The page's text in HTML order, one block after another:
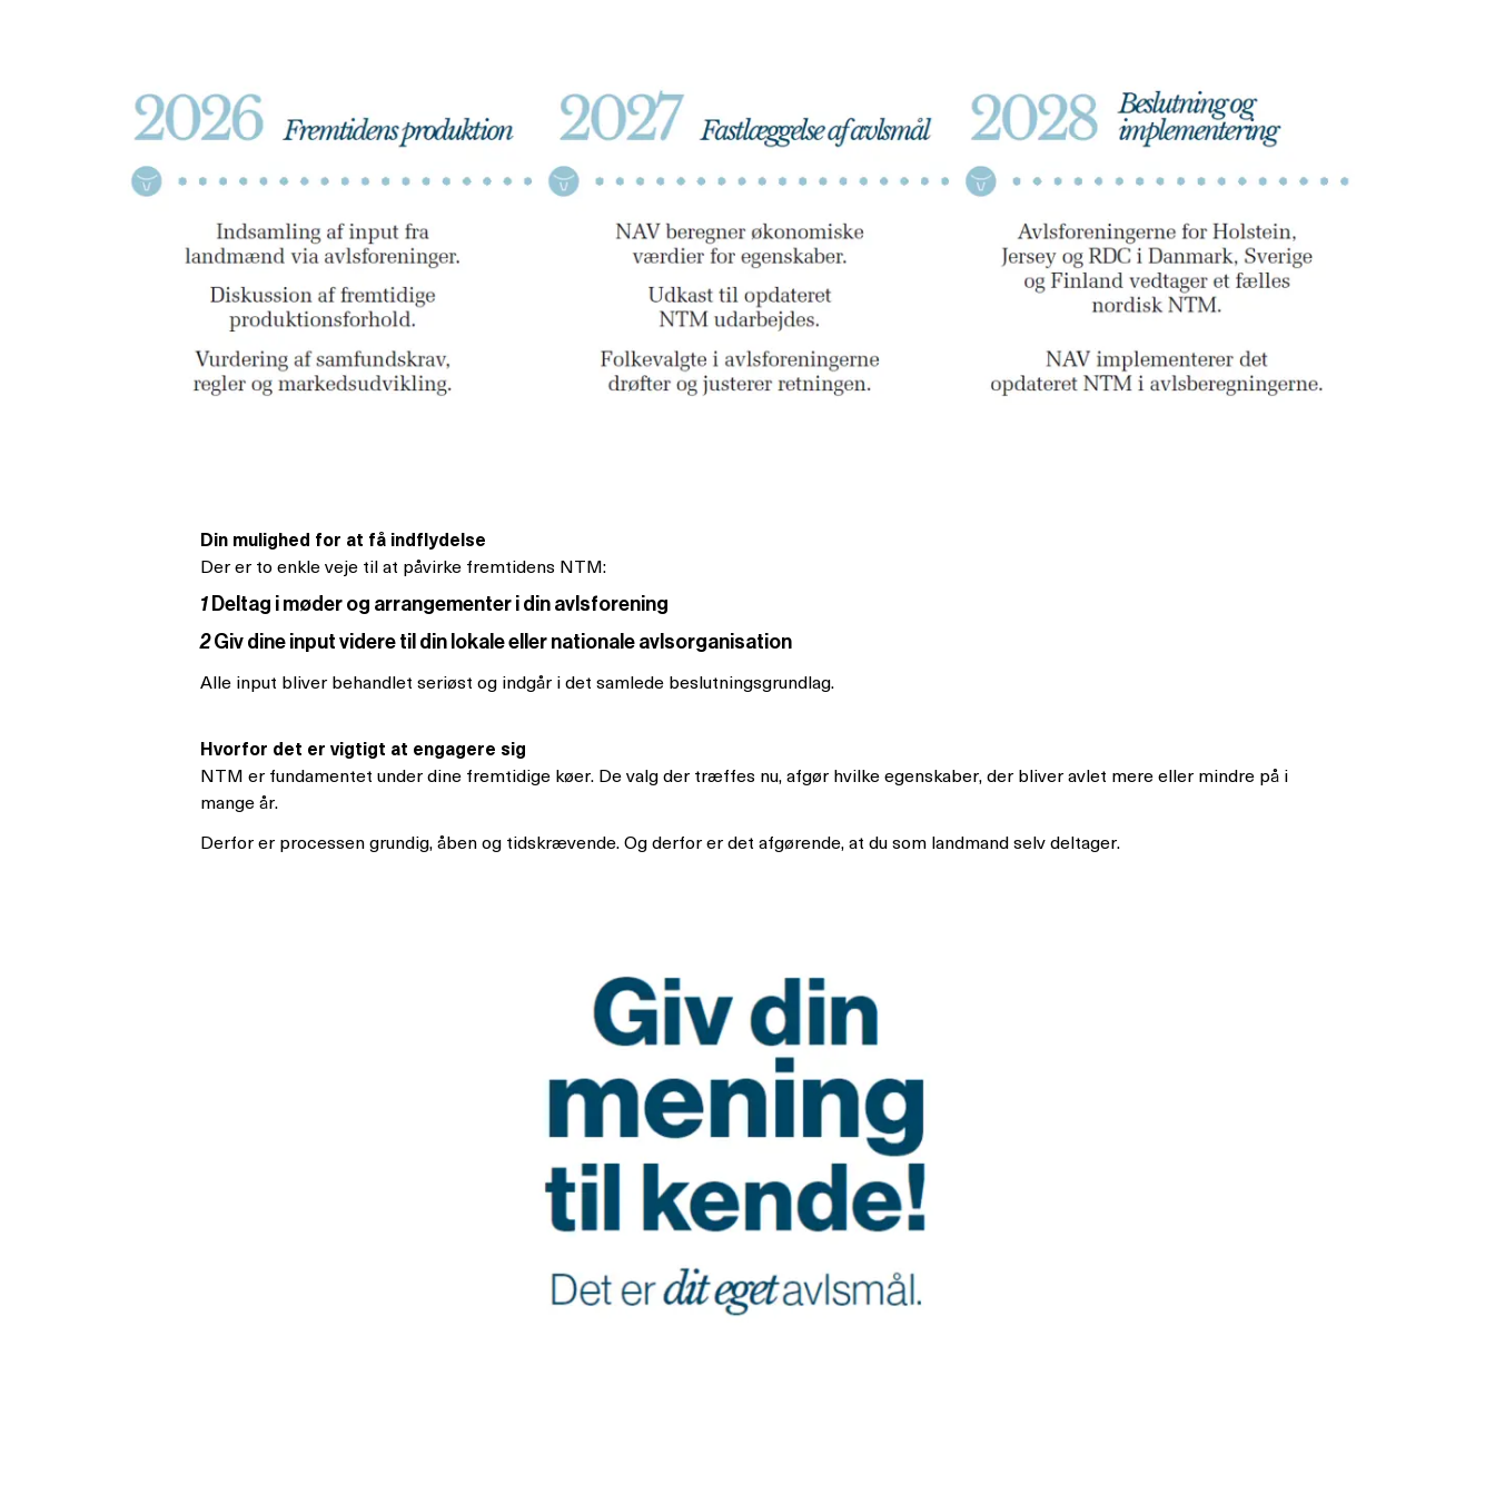
Din mulighed for at få indflydelse
Der er to enkle veje til at påvirke fremtidens NTM:
1Deltag i møder og arrangementer i din avlsforening
2Giv dine input videre til din lokale eller nationale avlsorganisation
Alle input bliver behandlet seriøst og indgår i det samlede beslutningsgrundlag.
Hvorfor det er vigtigt at engagere sig
NTM er fundamentet under dine fremtidige køer. De valg der træffes nu, afgør hvilke egenskaber, der bliver avlet mere eller mindre på i
mange år.
Derfor er processen grundig, åben og tidskrævende. Og derfor er det afgørende, at du som landmand selv deltager.